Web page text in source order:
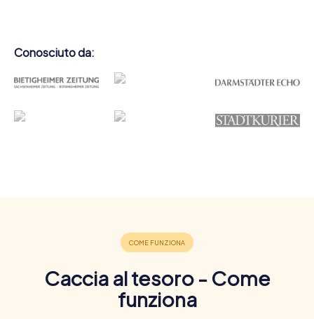
Conosciuto da:
Caccia al tesoro - Come
funziona